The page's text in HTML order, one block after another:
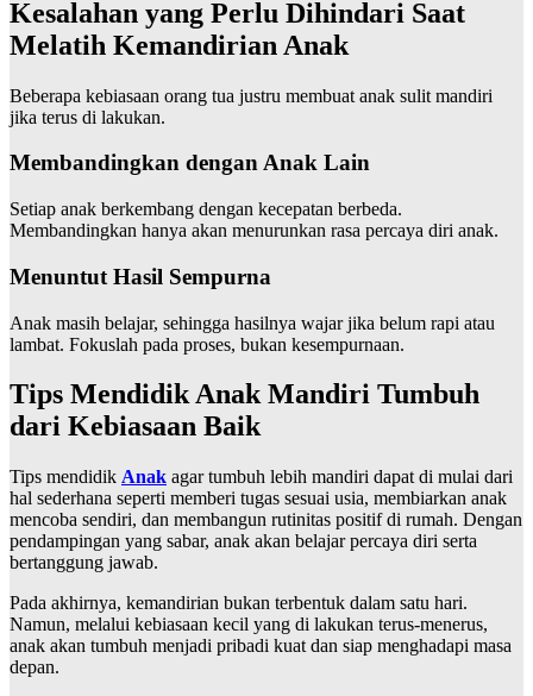
Kesalahan yang Perlu Dihindari Saat
Melatih Kemandirian Anak
Beberapa kebiasaan orang tua justru membuat anak sulit mandiri
jika terus di lakukan.
Membandingkan dengan Anak Lain
Setiap anak berkembang dengan kecepatan berbeda.
Membandingkan hanya akan menurunkan rasa percaya diri anak.
Menuntut Hasil Sempurna
Anak masih belajar, sehingga hasilnya wajar jika belum rapi atau
lambat. Fokuslah pada proses, bukan kesempurnaan.
Tips Mendidik Anak Mandiri Tumbuh
dari Kebiasaan Baik
Tips mendidik Anak agar tumbuh lebih mandiri dapat di mulai dari
hal sederhana seperti memberi tugas sesuai usia, membiarkan anak
mencoba sendiri, dan membangun rutinitas positif di rumah. Dengan
pendampingan yang sabar, anak akan belajar percaya diri serta
bertanggung jawab.
Pada akhirnya, kemandirian bukan terbentuk dalam satu hari.
Namun, melalui kebiasaan kecil yang di lakukan terus-menerus,
anak akan tumbuh menjadi pribadi kuat dan siap menghadapi masa
depan.